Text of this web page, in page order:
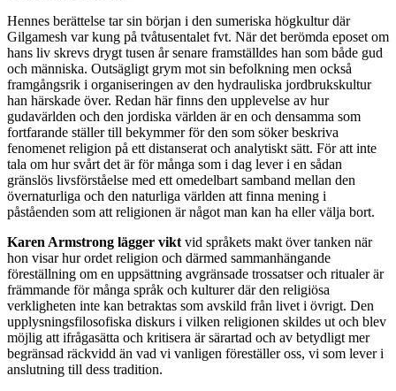
Hennes berättelse tar sin början i den sumeriska högkultur där
Gilgamesh var kung på tvåtusentalet fvt. När det berömda eposet om
hans liv skrevs drygt tusen år senare framställdes han som både gud
och människa. Outsägligt grym mot sin befolkning men också
framgångsrik i organiseringen av den hydrauliska jordbrukskultur
han härskade över. Redan här finns den upplevelse av hur
gudavärlden och den jordiska världen är en och densamma som
fortfarande ställer till bekymmer för den som söker beskriva
fenomenet religion på ett distanserat och analytiskt sätt. För att inte
tala om hur svårt det är för många som i dag lever i en sådan
gränslös livsförståelse med ett omedelbart samband mellan den
övernaturliga och den naturliga världen att finna mening i
påståenden som att religionen är något man kan ha eller välja bort.
Karen Armstrong lägger viktvid språkets makt över tanken när
hon visar hur ordet religion och därmed sammanhängande
föreställning om en uppsättning avgränsade trossatser och ritualer är
främmande för många språk och kulturer där den religiösa
verkligheten inte kan betraktas som avskild från livet i övrigt. Den
upplysningsfilosofiska diskurs i vilken religionen skildes ut och blev
möjlig att ifrågasätta och kritisera är särartad och av betydligt mer
begränsad räckvidd än vad vi vanligen föreställer oss, vi som lever i
anslutning till dess tradition.